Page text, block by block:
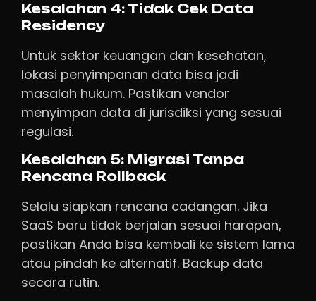
Kesalahan 4: Tidak Cek Data
Residency
Untuk sektor keuangan dan kesehatan,
lokasi penyimpanan data bisa jadi
masalah hukum. Pastikan vendor
menyimpan data di jurisdiksi yang sesuai
regulasi.
Kesalahan 5: Migrasi Tanpa
Rencana Rollback
Selalu siapkan rencana cadangan. Jika
SaaS baru tidak berjalan sesuai harapan,
pastikan Anda bisa kembali ke sistem lama
atau pindah ke alternatif. Backup data
secara rutin.